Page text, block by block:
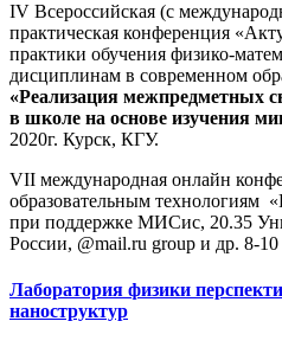
IV Всероссийская (с
практическая конференция
практики обучения физико-
дисциплинам в современном
«Реализация межпредметных
в школе на основе изучения
2020г. Курск, КГУ.
VII международная онлайн
образовательным
при поддержке МИСис, 20.35
России, @mail.ru group и др. 8-10
Лаборатория физики
наноструктур